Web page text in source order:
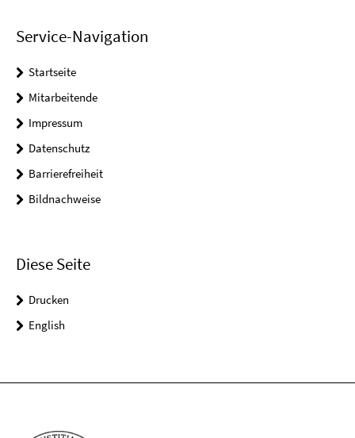
Service-Navigation
Startseite
Mitarbeitende
Impressum
Datenschutz
Barrierefreiheit
Bildnachweise
Diese Seite
Drucken
English